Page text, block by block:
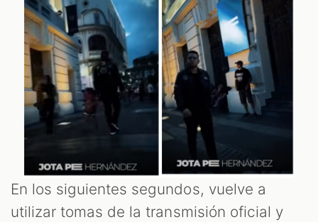
En los siguientes segundos, vuelve a
utilizar tomas de la transmisión oficial y